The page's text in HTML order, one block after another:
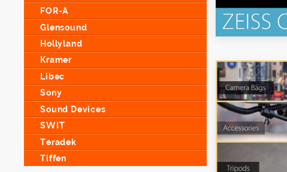
FOR-A
Glensound
Hollyland
Kramer
Libec
Sony
Sound Devices
SWIT
Teradek
Tiffen